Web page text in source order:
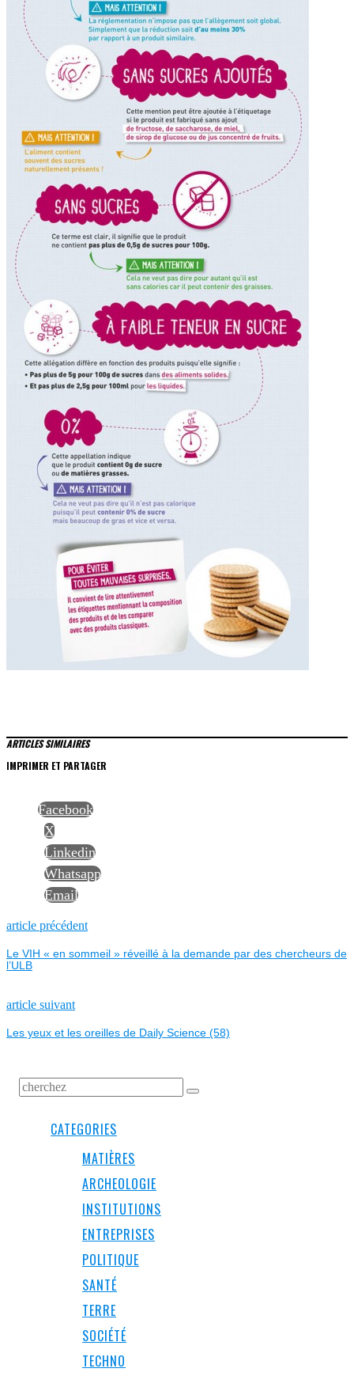
ARTICLES SIMILAIRES
IMPRIMER ET PARTAGER
Facebook
X
Linkedin
Whatsapp
Email
NAVIGATION
DE
L’ARTICLE
article précédentPrevious
Le VIH « en sommeil » réveillé à la demande par des chercheurs de
l’ULB
article suivantNext
Les yeux et les oreilles de Daily Science (58)
CATEGORIES
MATIÈRES
ARCHEOLOGIE
INSTITUTIONS
ENTREPRISES
POLITIQUE
SANTÉ
TERRE
SOCIÉTÉ
TECHNO